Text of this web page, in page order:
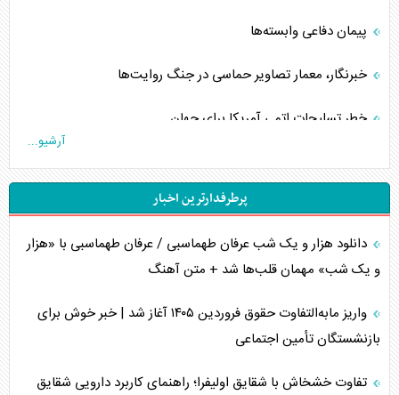
پیمان دفاعی‌ وابسته‌ها
خبرنگار، معمار تصاویر حماسی در جنگ روایت‌ها
خطر تسلیحات اتمی آمریکا برای جهان
جاده ابریشم فضایی/ نفوذ راهبردی و فرازمینی چین
انصارالله و تثبیت معادله «محاصره برابر محاصره»
مصالحه نافرجام سعودی – اماراتی
محدودیت صادرات نفت عربستان
آرشیو...
پرطرفدارترین اخبار
دانلود هزار و یک شب عرفان طهماسبی / عرفان طهماسبی با «هزار
و یک شب» مهمان قلب‌ها شد + متن آهنگ
واریز مابه‌التفاوت حقوق فروردین ۱۴۰۵ آغاز شد | خبر خوش برای
بازنشستگان تأمین اجتماعی
تفاوت خشخاش با شقایق اولیفرا؛ راهنمای کاربرد دارویی شقایق